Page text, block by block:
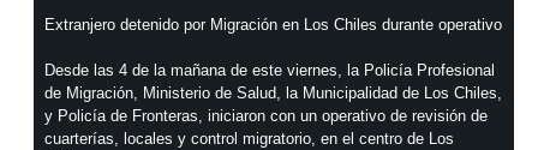
Extranjero detenido por Migración en Los Chiles durante operativo
Desde las 4 de la mañana de este viernes, la Policía Profesional
de Migración, Ministerio de Salud, la Municipalidad de Los Chiles,
y Policía de Fronteras, iniciaron con un operativo de revisión de
cuarterías, locales y control migratorio, en el centro de Los